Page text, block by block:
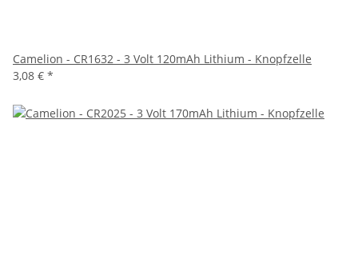
Camelion - CR1632 - 3 Volt 120mAh Lithium - Knopfzelle
3,08 € *